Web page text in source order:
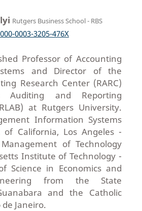
Rutgers Business School - RBS
0003-3205-476X
Professor of Accounting
and Director of the
Research Center (RARC)
Auditing and Reporting
at Rutgers University.
Information Systems
California, Los Angeles -
of Technology
Institute of Technology -
Science in Economics and
from the State
and the Catholic
Janeiro.